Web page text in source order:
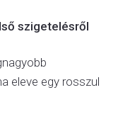
szigetelésről
eleve egy rosszul